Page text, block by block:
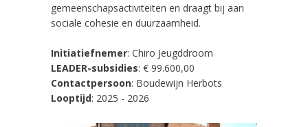
gemeenschapsactiviteiten en draagt bij aan
sociale cohesie en duurzaamheid.
Initiatiefnemer: Chiro Jeugddroom
LEADER-subsidies: € 99.600,00
Contactpersoon: Boudewijn Herbots
Looptijd: 2025 - 2026